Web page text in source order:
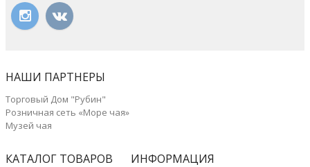
НАШИ ПАРТНЕРЫ
Торговый Дом "Рубин"
Розничная сеть «Море чая»
Музей чая
КАТАЛОГ ТОВАРОВ ИНФОРМАЦИЯ